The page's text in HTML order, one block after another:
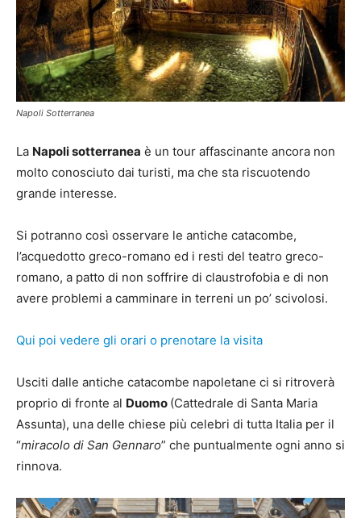
Napoli Sotterranea
La Napoli sotterranea è un tour affascinante ancora non
molto conosciuto dai turisti, ma che sta riscuotendo
grande interesse.
Si potranno così osservare le antiche catacombe,
l’acquedotto greco-romano ed i resti del teatro greco-
romano, a patto di non soffrire di claustrofobia e di non
avere problemi a camminare in terreni un po’ scivolosi.
Qui poi vedere gli orari o prenotare la visita
Usciti dalle antiche catacombe napoletane ci si ritroverà
proprio di fronte al Duomo (Cattedrale di Santa Maria
Assunta), una delle chiese più celebri di tutta Italia per il
“miracolo di San Gennaro” che puntualmente ogni anno si
rinnova.